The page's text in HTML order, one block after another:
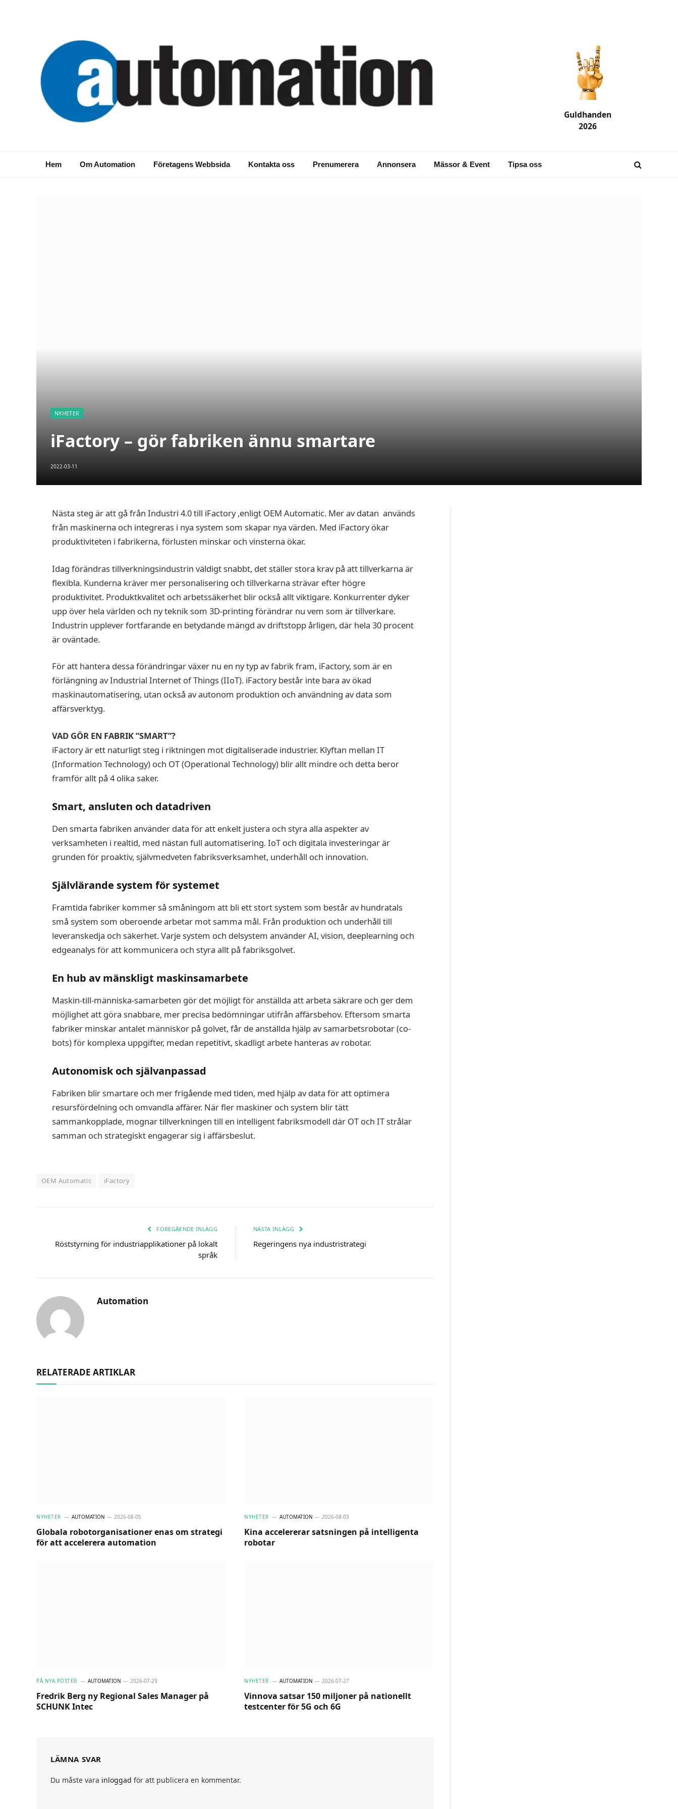
Guldhanden
2026
Hem Om Automation Företagens Webbsida Kontakta oss Prenumerera Annonsera Mässor & Event Tipsa oss
NYHETER
iFactory – gör fabriken ännu smartare
2022-03-11
Nästa steg är att gå från Industri 4.0 till iFactory ,enligt OEM Automatic. Mer av datan används
från maskinerna och integreras i nya system som skapar nya värden. Med iFactory ökar
produktiviteten i fabrikerna, förlusten minskar och vinsterna ökar.
Idag förändras tillverkningsindustrin väldigt snabbt, det ställer stora krav på att tillverkarna är
flexibla. Kunderna kräver mer personalisering och tillverkarna strävar efter högre
produktivitet. Produktkvalitet och arbetssäkerhet blir också allt viktigare. Konkurrenter dyker
upp över hela världen och ny teknik som 3D-printing förändrar nu vem som är tillverkare.
Industrin upplever fortfarande en betydande mängd av driftstopp årligen, där hela 30 procent
är oväntade.
För att hantera dessa förändringar växer nu en ny typ av fabrik fram, iFactory, som är en
förlängning av Industrial Internet of Things (IIoT). iFactory består inte bara av ökad
maskinautomatisering, utan också av autonom produktion och användning av data som
affärsverktyg.
VAD GÖR EN FABRIK ”SMART”?
iFactory är ett naturligt steg i riktningen mot digitaliserade industrier. Klyftan mellan IT
(Information Technology) och OT (Operational Technology) blir allt mindre och detta beror
framför allt på 4 olika saker.
Smart, ansluten och datadriven
Den smarta fabriken använder data för att enkelt justera och styra alla aspekter av
verksamheten i realtid, med nästan full automatisering. IoT och digitala investeringar är
grunden för proaktiv, självmedveten fabriksverksamhet, underhåll och innovation.
Självlärande system för systemet
Framtida fabriker kommer så småningom att bli ett stort system som består av hundratals
små system som oberoende arbetar mot samma mål. Från produktion och underhåll till
leveranskedja och säkerhet. Varje system och delsystem använder AI, vision, deeplearning och
edgeanalys för att kommunicera och styra allt på fabriksgolvet.
En hub av mänskligt maskinsamarbete
Maskin-till-människa-samarbeten gör det möjligt för anställda att arbeta säkrare och ger dem
möjlighet att göra snabbare, mer precisa bedömningar utifrån affärsbehov. Eftersom smarta
fabriker minskar antalet människor på golvet, får de anställda hjälp av samarbetsrobotar (co-
bots) för komplexa uppgifter, medan repetitivt, skadligt arbete hanteras av robotar.
Autonomisk och självanpassad
Fabriken blir smartare och mer frigående med tiden, med hjälp av data för att optimera
resursfördelning och omvandla affärer. När fler maskiner och system blir tätt
sammankopplade, mognar tillverkningen till en intelligent fabriksmodell där OT och IT strålar
samman och strategiskt engagerar sig i affärsbeslut.
OEM Automatic iFactory
FÖREGÅENDE INLÄGG
Röststyrning för industriapplikationer på lokalt
språk
NÄSTA INLÄGG
Regeringens nya industristrategi
Automation
RELATERADE ARTIKLAR
NYHETER AUTOMATION 2026-08-05
Globala robotorganisationer enas om strategi
för att accelerera automation
NYHETER AUTOMATION 2026-08-03
Kina accelererar satsningen på intelligenta
robotar
PÅ NYA POSTER AUTOMATION 2026-07-29
Fredrik Berg ny Regional Sales Manager på
SCHUNK Intec
NYHETER AUTOMATION 2026-07-27
Vinnova satsar 150 miljoner på nationellt
testcenter för 5G och 6G
LÄMNA SVAR
Du måste vara inloggad för att publicera en kommentar.